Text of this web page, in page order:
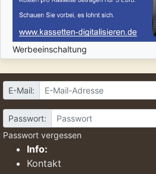
Werbeeinschaltung
E-Mail:
Passwort:
Passwort vergessen
Info:
Kontakt